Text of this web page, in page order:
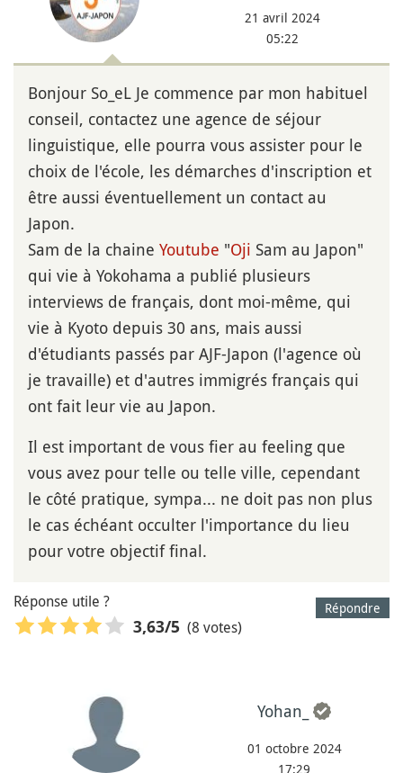
21 avril 2024
05:22
Bonjour So_eL Je commence par mon habituel
conseil, contactez une agence de séjour
linguistique, elle pourra vous assister pour le
choix de l'école, les démarches d'inscription et
être aussi éventuellement un contact au
Japon.
Sam de la chaine Youtube "Oji Sam au Japon"
qui vie à Yokohama a publié plusieurs
interviews de français, dont moi-même, qui
vie à Kyoto depuis 30 ans, mais aussi
d'étudiants passés par AJF-Japon (l'agence où
je travaille) et d'autres immigrés français qui
ont fait leur vie au Japon.
Il est important de vous fier au feeling que
vous avez pour telle ou telle ville, cependant
le côté pratique, sympa... ne doit pas non plus
le cas échéant occulter l'importance du lieu
pour votre objectif final.
Répondre
Réponse utile ?
3,63/5 (8 votes)
Yohan_
01 octobre 2024
17:29